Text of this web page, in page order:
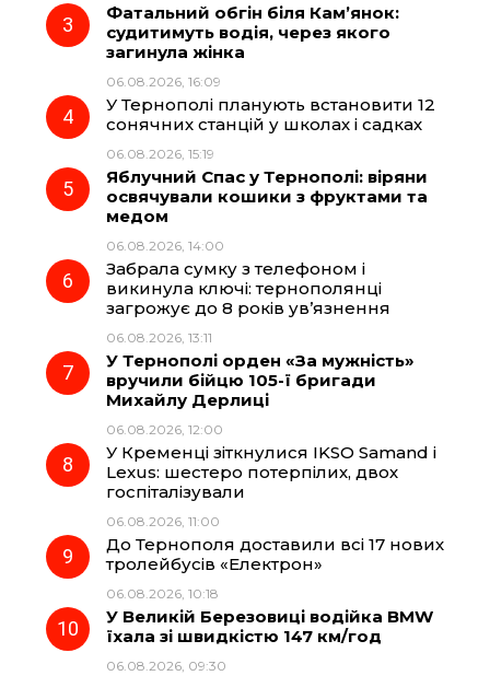
Фатальний обгін біля Кам’янок:
судитимуть водія, через якого
загинула жінка
06.08.2026, 16:09
У Тернополі планують встановити 12
сонячних станцій у школах і садках
06.08.2026, 15:19
Яблучний Спас у Тернополі: віряни
освячували кошики з фруктами та
медом
06.08.2026, 14:00
Забрала сумку з телефоном і
викинула ключі: тернополянці
загрожує до 8 років ув’язнення
06.08.2026, 13:11
У Тернополі орден «За мужність»
вручили бійцю 105-ї бригади
Михайлу Дерлиці
06.08.2026, 12:00
У Кременці зіткнулися IKSO Samand і
Lexus: шестеро потерпілих, двох
госпіталізували
06.08.2026, 11:00
До Тернополя доставили всі 17 нових
тролейбусів «Електрон»
06.08.2026, 10:18
У Великій Березовиці водійка BMW
їхала зі швидкістю 147 км/год
06.08.2026, 09:30